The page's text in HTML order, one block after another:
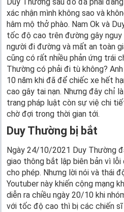
xác nhận mình không sao và
hâm mộ thở phào. Nam Ok và
tốc độ cao trên đường gây nguy
người đi đường và mất an toàn
cũng có rất nhiều phản ứng trái
Thường có phải đi tù không?
10 năm khi đã để chiếc xe hết
cao gây tai nạn. Nhưng đây chỉ
trang pháp luật còn sự việ chi
chờ đợi trong thời gian tới.
Duy Thường bị bắt
Ngày 24/10/2021 Duy Thường
giao thông bắt lập biên bản vì
cho phép. Nhưng lời nói và thái
Youtuber này khiến cộng mạng
diễn ra chiều ngày 20/10 khi
với tốc độ cao thì bị các chiến sĩ